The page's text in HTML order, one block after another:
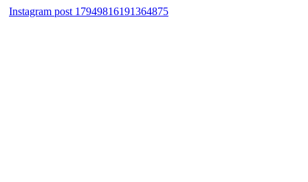
Instagram post 17949816191364875